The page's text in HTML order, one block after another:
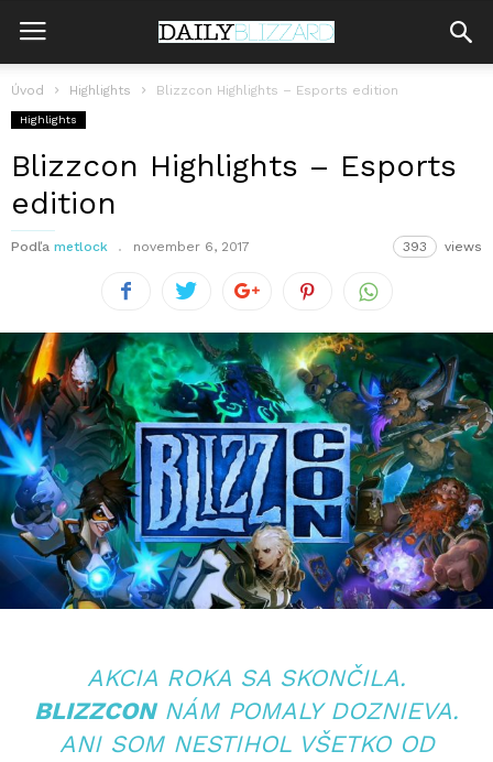
Úvod Highlights Blizzcon Highlights – Esports edition
Highlights
Blizzcon Highlights – Esports
edition
Podľa metlock november 6, 2017 393 views
AKCIA ROKA SA SKONČILA.
BLIZZCONNÁM POMALY DOZNIEVA.
ANI SOM NESTIHOL VŠETKO OD